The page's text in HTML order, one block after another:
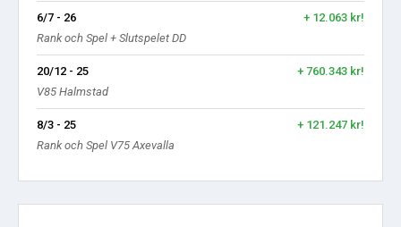
6/7 - 26
+ 12.063 kr!
Rank och Spel + Slutspelet DD
20/12 - 25
+ 760.343 kr!
V85 Halmstad
8/3 - 25
+ 121.247 kr!
Rank och Spel V75 Axevalla